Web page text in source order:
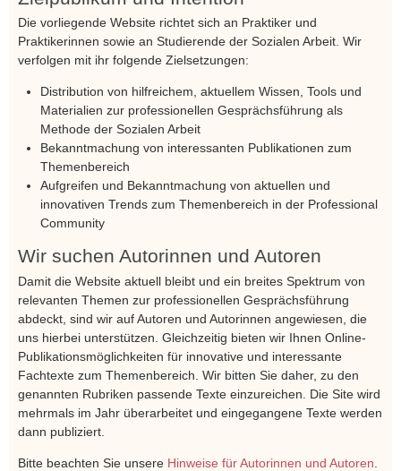
Die vorliegende Website richtet sich an Praktiker und
Praktikerinnen sowie an Studierende der Sozialen Arbeit. Wir
verfolgen mit ihr folgende Zielsetzungen:
Distribution von hilfreichem, aktuellem Wissen, Tools und
Materialien zur professionellen Gesprächsführung als
Methode der Sozialen Arbeit
Bekanntmachung von interessanten Publikationen zum
Themenbereich
Aufgreifen und Bekanntmachung von aktuellen und
innovativen Trends zum Themenbereich in der Professional
Community
Wir suchen Autorinnen und Autoren
Damit die Website aktuell bleibt und ein breites Spektrum von
relevanten Themen zur professionellen Gesprächsführung
abdeckt, sind wir auf Autoren und Autorinnen angewiesen, die
uns hierbei unterstützen. Gleichzeitig bieten wir Ihnen Online-
Publikationsmöglichkeiten für innovative und interessante
Fachtexte zum Themenbereich. Wir bitten Sie daher, zu den
genannten Rubriken passende Texte einzureichen. Die Site wird
mehrmals im Jahr überarbeitet und eingegangene Texte werden
dann publiziert.
Bitte beachten Sie unsere Hinweise für Autorinnen und Autoren